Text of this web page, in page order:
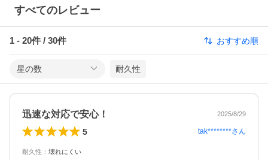
すべてのレビュー
1 - 20件 / 30件 おすすめ順
星の数 耐久性
迅速な対応で安心！ 2025/8/29
5 tak********さん
耐久性 ： 壊れにくい